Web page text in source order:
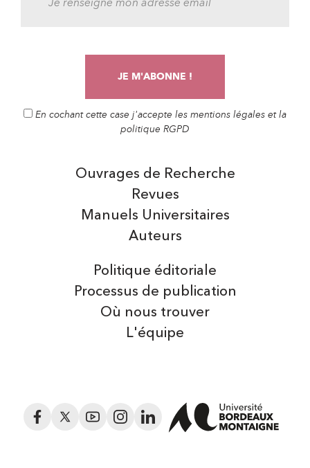
En cochant cette case j'accepte les mentions légales et la
politique RGPD
Auteurs
Manuels Universitaires
Ouvrages de Recherche
Revues
Politique éditoriale
Processus de publication
Où nous trouver
L'équipe
Facebook
Twitter YouTubeInstagramLinkedIn